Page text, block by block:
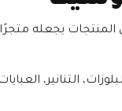
يجعله متجرًا
التنانير،